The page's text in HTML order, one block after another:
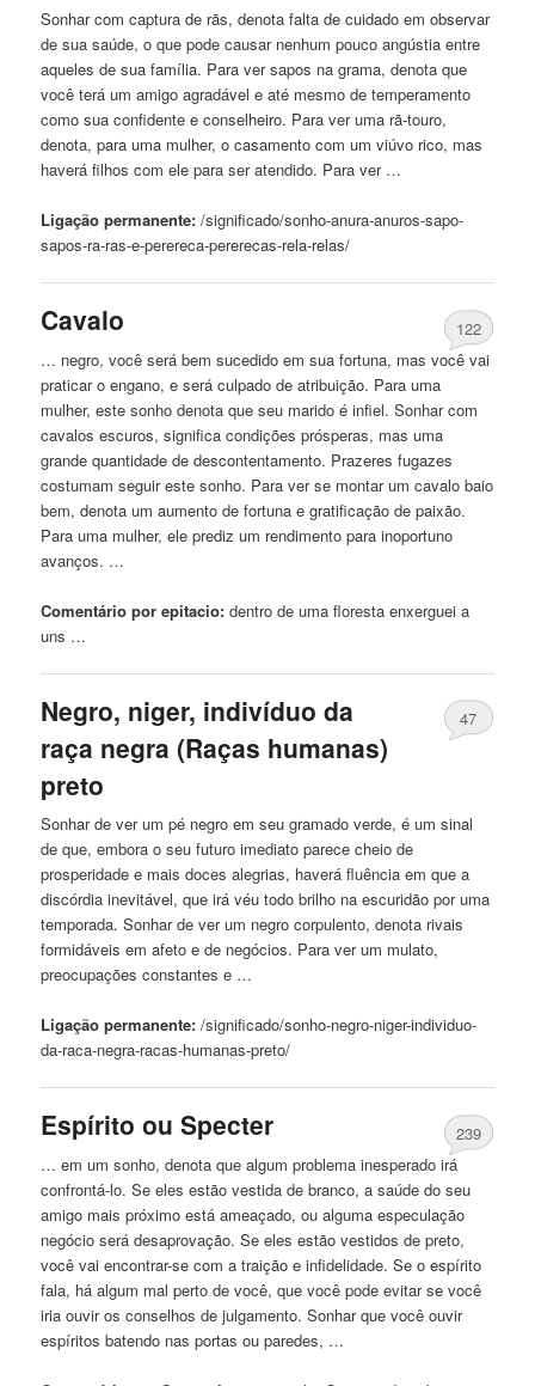
Sonhar com capturade rãs, denota faltade cuidado em observar
de sua saúde, o que pode causar nenhum pouco angústia entre
aquelesde sua família. Para ver sapos na grama, denota que
você terá um amigo agradável e até mesmode temperamento
como sua confidente e conselheiro. Para ver uma rã-touro,
denota, para uma mulher, o casamento com um viúvo rico, mas
haverá filhos com ele para ser atendido. Para ver …
Ligação permanente: /significado/sonho-anura-anuros-sapo-
sapos-ra-ras-e-perereca-pererecas-rela-relas/
Cavalo
122
… negro, você será bem sucedido em sua fortuna, mas você vai
praticar o engano, e será culpadode atribuição. Para uma
mulher, este sonho denota que seu marido é infiel. Sonhar com
cavalos escuros, significa condições prósperas, mas uma
grande quantidadede descontentamento. Prazeres fugazes
costumam seguir este sonho. Para ver se montar um cavalo baio
bem, denota um aumentode fortuna e gratificaçãode paixão.
Para uma mulher, ele prediz um rendimento para inoportuno
avanços. …
Comentário por epitacio: dentro de uma floresta enxerguei a
uns …
Negro, niger, indivíduo da
raça negra (Raças humanas)
preto
47
Sonharde ver um pé negro em seu gramado verde, é um sinal
de que, embora o seu futuro imediato parece cheiode
prosperidade e mais doces alegrias, haverá fluência em que a
discórdia inevitável, que irá véu todo brilho na escuridão por uma
temporada. Sonharde ver um negro corpulento, denota rivais
formidáveis ​​em afeto ede negócios. Para ver um mulato,
preocupações constantes e …
Ligação permanente: /significado/sonho-negro-niger-individuo-
da-raca-negra-racas-humanas-preto/
Espírito ou Specter
239
… em um sonho, denota que algum problema inesperado irá
confrontá-lo. Se eles estão vestidade branco, a saúde do seu
amigo mais próximo está ameaçado, ou alguma especulação
negócio será desaprovação. Se eles estão vestidosde preto,
você vai encontrar-se com a traição e infidelidade. Se o espírito
fala, há algum mal pertode você, que você pode evitar se você
iria ouvir os conselhosde julgamento. Sonhar que você ouvir
espíritos batendo nas portas ou paredes, …